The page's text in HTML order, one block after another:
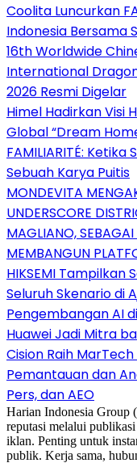
Coolita Luncurkan
Indonesia Bersama
16th Worldwide
International
2026 Resmi Digelar
Himel Hadirkan Visi
Global “Dream
FAMILIARITÉ:
Sebuah Karya Puitis
MONDEVITA
UNDERSCORE
MAGLIANO,
MEMBANGUN
HIKSEMI Tampilkan
Seluruh Skenario di
Pengembangan AI
Huawei Jadi Mitra
Cision Raih
Pemantauan dan
Pers, dan AEO
Harian Indonesia Group
reputasi melalui publikasi
iklan. Penting untuk
publik. Kerja sama,